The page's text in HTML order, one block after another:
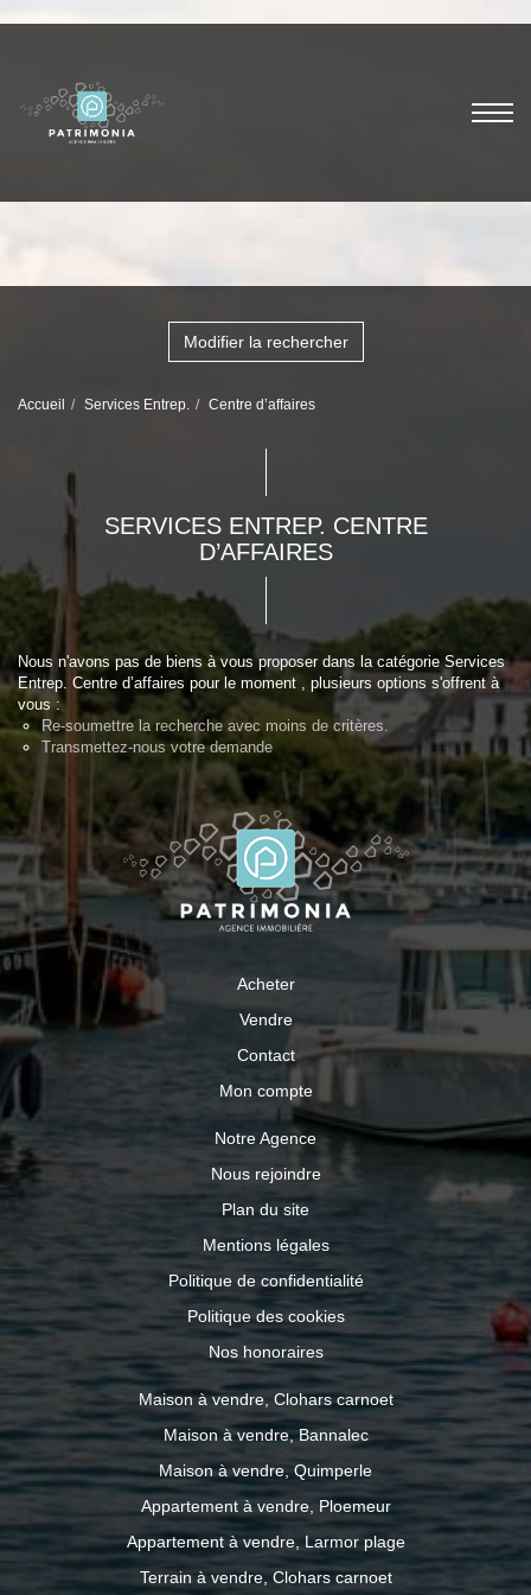
Modifier la rechercher
Accueil Services Entrep. Centre d’affaires
SERVICES ENTREP. CENTRE
D’AFFAIRES
Nous n'avons pas de biens à vous proposer dans la catégorie Services
Entrep. Centre d’affaires pour le moment , plusieurs options s'offrent à
vous :
Re-soumettre la recherche avec moins de critères.
Transmettez-nous votre demande
Acheter
Vendre
Contact
Mon compte
Notre Agence
Nous rejoindre
Plan du site
Mentions légales
Politique de confidentialité
Politique des cookies
Nos honoraires
Maison à vendre, Clohars carnoet
Maison à vendre, Bannalec
Maison à vendre, Quimperle
Appartement à vendre, Ploemeur
Appartement à vendre, Larmor plage
Terrain à vendre, Clohars carnoet